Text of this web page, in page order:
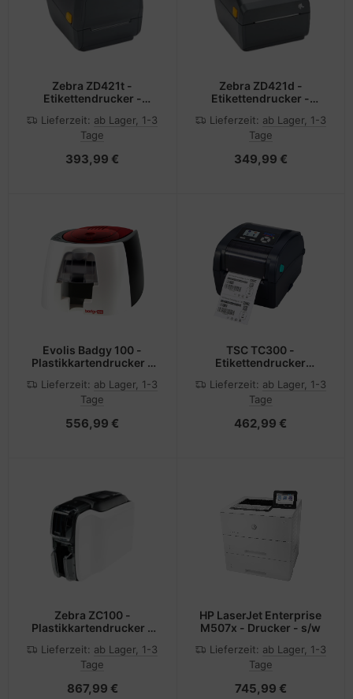
Zebra ZD421t -
Etikettendrucker -
(11,2 cm)
Lieferzeit: ab Lager, 1-3
Tage
393,99 €
Zebra ZD421d -
Etikettendrucker -
(10,8 cm)
Lieferzeit: ab Lager, 1-3
Tage
349,99 €
Evolis Badgy 100 -
Plastikkartendrucker -
Thermosublimation/thermische
Übertragung - CR-80
Lieferzeit: ab Lager, 1-3
Tage
556,99 €
TSC TC300 -
Etikettendrucker
USB+ RS232+ Parallel+
Ethernet -
-
Lieferzeit: ab Lager, 1-3
Tage
462,99 €
Zebra ZC100 -
Plastikkartendrucker -
Thermosublimation/thermische
Übertragung - CR-80
Lieferzeit: ab Lager, 1-3
Tage
867,99 €
HP LaserJet Enterprise
M507x - Drucker - s/w
Lieferzeit: ab Lager, 1-3
Tage
745,99 €